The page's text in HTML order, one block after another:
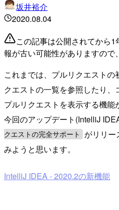
坂井裕介
2020.08.04
この記事は公開されてから
報が古い可能性がありますので
これまでは、プルリクエストの
クエストの一覧を参照したり
プルリクエストを表示する機能
今回のアップデート(IntelliJ
クエストの完全サポート
がリリー
みようと思います。
IntelliJ IDEA - 2020.2の新機能